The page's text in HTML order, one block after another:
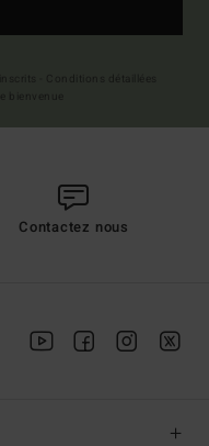
Contactez nous